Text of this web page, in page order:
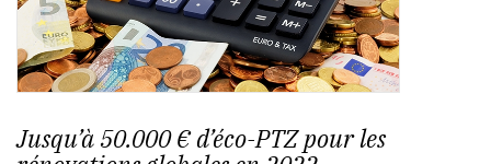
Jusqu’à 50.000 € d’éco-PTZ pour les